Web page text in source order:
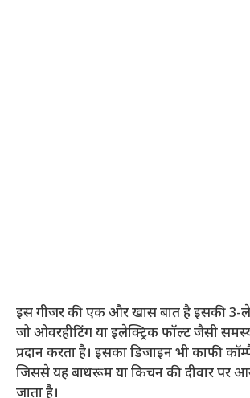
इस गीजर की एक और खास बात है इसकी 3-
जो ओवरहीटिंग या इलेक्ट्रिक फॉल्ट जैसी
प्रदान करता है। इसका डिजाइन भी काफी
जिससे यह बाथरूम या किचन की दीवार पर
जाता है।